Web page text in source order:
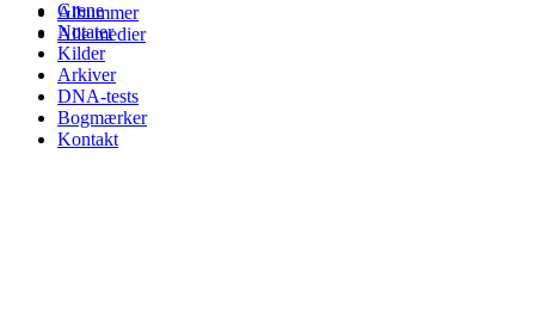
Albummer
Alle medier
Grene
Notater
Kilder
Arkiver
DNA-tests
Bogmærker
Kontakt